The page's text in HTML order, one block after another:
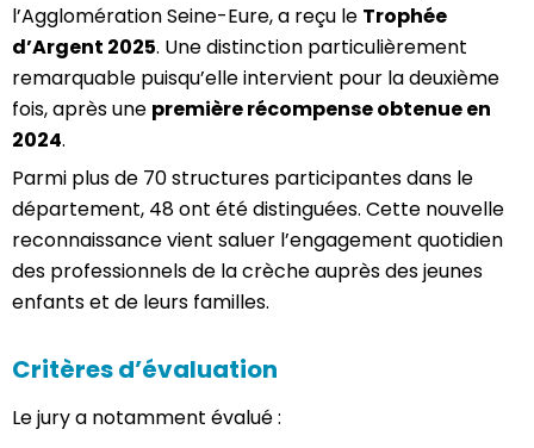
l’Agglomération Seine-Eure, a reçu le Trophée
d’Argent 2025. Une distinction particulièrement
remarquable puisqu’elle intervient pour la deuxième
fois, après une première récompense obtenue en
2024.
Parmi plus de 70 structures participantes dans le
département, 48 ont été distinguées. Cette nouvelle
reconnaissance vient saluer l’engagement quotidien
des professionnels de la crèche auprès des jeunes
enfants et de leurs familles.
Critères d’évaluation
Le jury a notamment évalué :